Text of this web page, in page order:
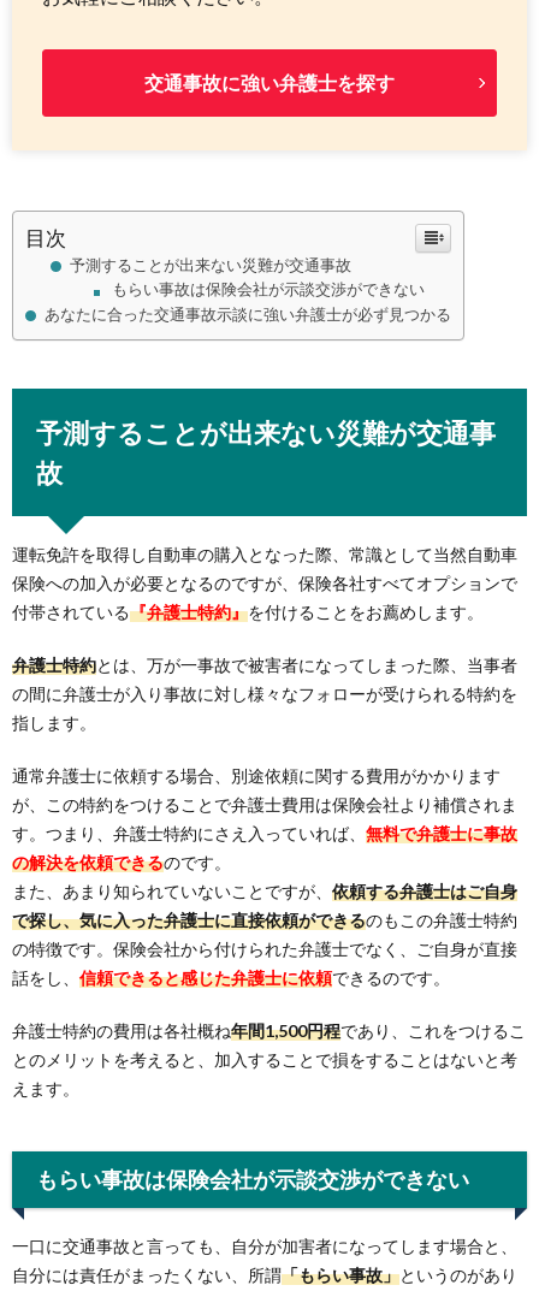
交通事故に強い弁護士を探す
目次
予測することが出来ない災難が交通事故
もらい事故は保険会社が示談交渉ができない
あなたに合った交通事故示談に強い弁護士が必ず見つかる
予測することが出来ない災難が交通事
故
運転免許を取得し自動車の購入となった際、常識として当然自動車
保険への加入が必要となるのですが、保険各社すべてオプションで
付帯されている『弁護士特約』を付けることをお薦めします。
弁護士特約とは、万が一事故で被害者になってしまった際、当事者
の間に弁護士が入り事故に対し様々なフォローが受けられる特約を
指します。
通常弁護士に依頼する場合、別途依頼に関する費用がかかります
が、この特約をつけることで弁護士費用は保険会社より補償されま
す。つまり、弁護士特約にさえ入っていれば、 無料で弁護士に事故
の解決を依頼できるのです。
また、あまり知られていないことですが、 依頼する弁護士はご自身
で探し、気に入った弁護士に直接依頼ができるのもこの弁護士特約
の特徴です。保険会社から付けられた弁護士でなく、ご自身が直接
話をし、 信頼できると感じた弁護士に依頼できるのです。
弁護士特約の費用は各社概ね年間1,500円程であり、これをつけるこ
とのメリットを考えると、加入することで損をすることはないと考
えます。
もらい事故は保険会社が示談交渉ができない
一口に交通事故と言っても、自分が加害者になってします場合と、
自分には責任がまったくない、所謂「もらい事故」というのがあり